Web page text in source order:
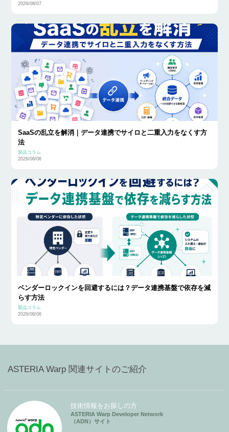
2026/08/07
SaaSの乱立を解消｜データ連携でサイロと二重入力をなくす方
法
製品コラム
2026/08/06
ベンダーロックインを回避するには？データ連携基盤で依存を減
らす方法
製品コラム
2026/08/06
ASTERIA Warp 関連サイトのご紹介
技術情報をお探しの方
ASTERIA Warp Developer Network
（ADN）サイト